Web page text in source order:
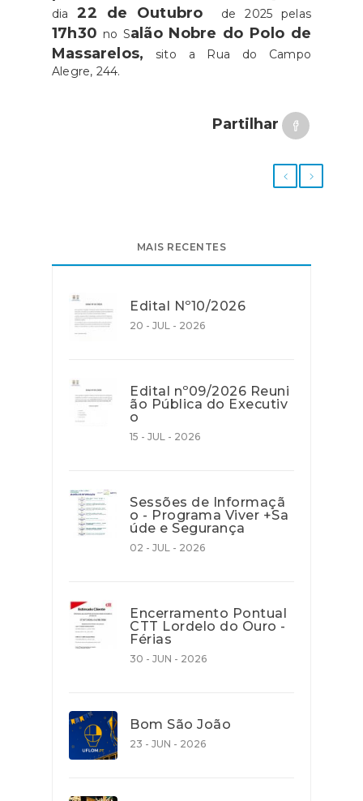
dia22 de Outubro de 2025 pelas
17h30 no Salão Nobre do Polo de
Massarelos, sito a Rua do Campo
Alegre, 244.
Partilhar
MAIS RECENTES
Edital Nº10/2026
20 - JUL - 2026
Edital nº09/2026 Reuni
ão Pública do Executiv
o
15 - JUL - 2026
Sessões de Informaçã
o - Programa Viver +Sa
úde e Segurança
02 - JUL - 2026
Encerramento Pontual
CTT Lordelo do Ouro -
Férias
30 - JUN - 2026
Bom São João
23 - JUN - 2026